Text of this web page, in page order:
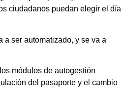
ciudadanos puedan elegir el día
a ser automatizado, y se va a
módulos de autogestión
del pasaporte y el cambio